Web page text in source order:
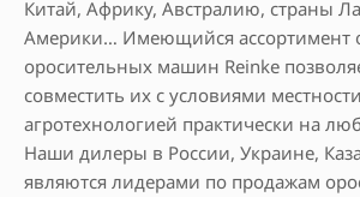
Китай, Африку, Австралию, страны
Америки… Имеющийся ассортимент
оросительных машин Reinke
совместить их с условиями
агротехнологией практически на
Наши дилеры в России, Украине,
являются лидерами по продажам